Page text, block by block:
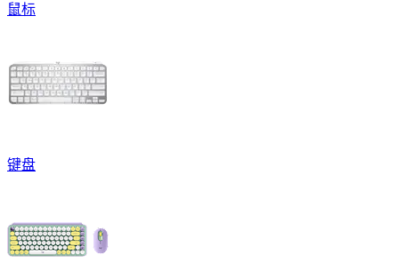
鼠标
键盘